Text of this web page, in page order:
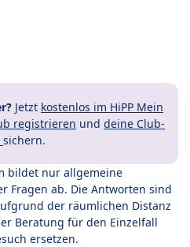
Jetzt kostenlos im HiPP Mein
registrieren und deine Club-
sichern.
bildet nur allgemeine
Fragen ab. Die Antworten sind
der räumlichen Distanz
Beratung für den Einzelfall
ersetzen.